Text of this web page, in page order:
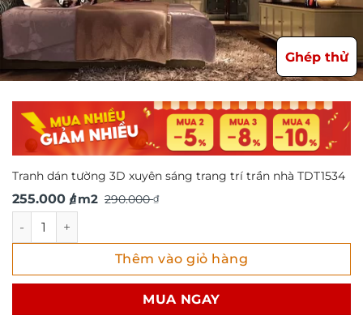
Ghép thử
Tranh dán tường 3D xuyên sáng trang trí trần nhà TDT1534
290.000₫
Giá
là:
290.000 ₫.
255.000 ₫
Giá
tại
là:
/ m2
Tranh dán tường 3D xuyên sáng trang trí trần nhà
Thêm vào giỏ hàng
MUA NGAY